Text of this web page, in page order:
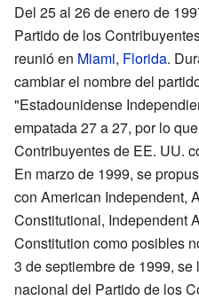
Del 25 al 26 de enero de
Partido de los
reunió en Miami, Florida.
cambiar el nombre del
"Estadounidense
empatada 27 a 27, por lo
Contribuyentes de EE. UU.
En marzo de 1999, se
con American Independent,
Constitutional, Independent
Constitution como posibles
3 de septiembre de 1999,
nacional del Partido de los